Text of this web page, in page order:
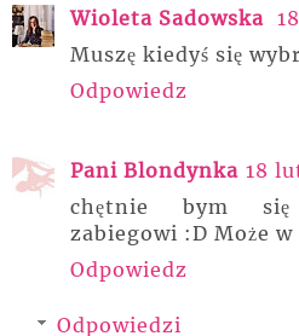
Wioleta Sadowska
Muszę kiedyś się
Odpowiedz
Pani Blondynka 18
chętnie bym się
zabiegowi :D Może
Odpowiedz
Odpowiedzi